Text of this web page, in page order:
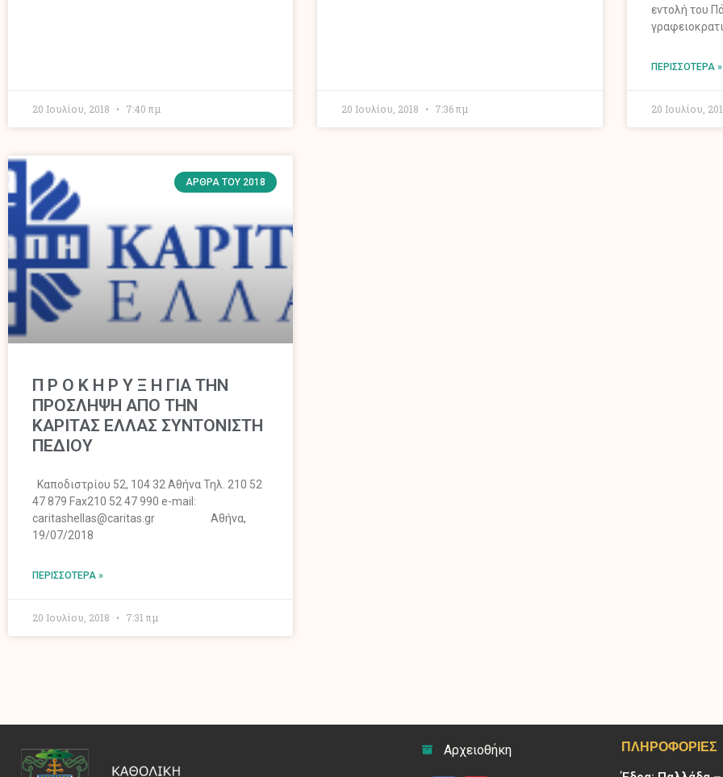
20 Ιουλίου, 2018 7:40 πμ 20 Ιουλίου, 2018 7:36 πμ
εντολή του
ΠΕΡΙΣΣΌΤΕΡΑ »
20 Ιουλίου,
ΆΡΘΡΑ ΤΟΥ 2018
Π Ρ Ο Κ Η Ρ Υ Ξ Η ΓΙΑ ΤΗΝ
ΠΡΟΣΛΗΨΗ ΑΠΟ ΤΗΝ
ΚΑΡΙΤΑΣ ΕΛΛΑΣ ΣΥΝΤΟΝΙΣΤΗ
ΠΕΔΙΟΥ
Καποδιστρίου 52, 104 32 Αθήνα Τηλ. 210 52
47 879 Fax210 52 47 990 e-mail:
caritashellas@caritas.gr Αθήνα,
19/07/2018
ΠΕΡΙΣΣΌΤΕΡΑ »
20 Ιουλίου, 2018 7:31 πμ
Αρχειοθήκη
ΠΛΗΡΟΦΟΡΊΕΣ